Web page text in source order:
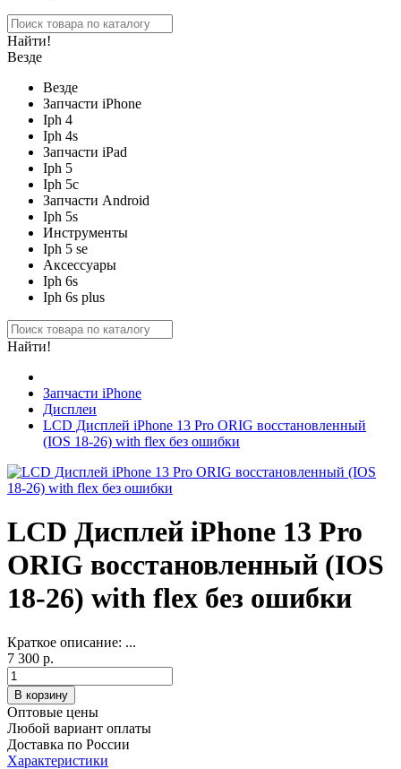
Найти!
Везде
Везде
Запчасти iPhone
Iph 4
Iph 4s
Запчасти iPad
Iph 5
Iph 5c
Запчасти Android
Iph 5s
Инструменты
Iph 5 se
Аксессуары
Iph 6s
Iph 6s plus
Найти!
Запчасти iPhone
Дисплеи
LCD Дисплей iPhone 13 Pro ORIG восстановленный
(IOS 18-26) with flex без ошибки
LCD Дисплей iPhone 13 Pro
ORIG восстановленный (IOS
18-26) with flex без ошибки
Краткое описание: ...
7 300 р.
Оптовые цены
Любой вариант оплаты
Доставка по России
Характеристики